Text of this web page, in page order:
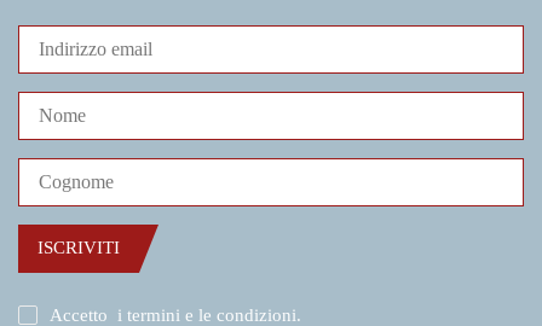
ISCRIVITI
Accetto i termini e le condizioni.